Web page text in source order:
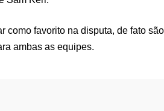
como favorito na disputa, de fato
ambas as equipes.